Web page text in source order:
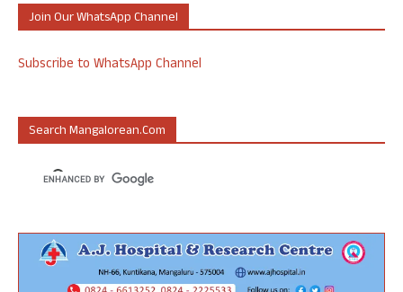
Join Our WhatsApp Channel
Subscribe to WhatsApp Channel
Search Mangalorean.com